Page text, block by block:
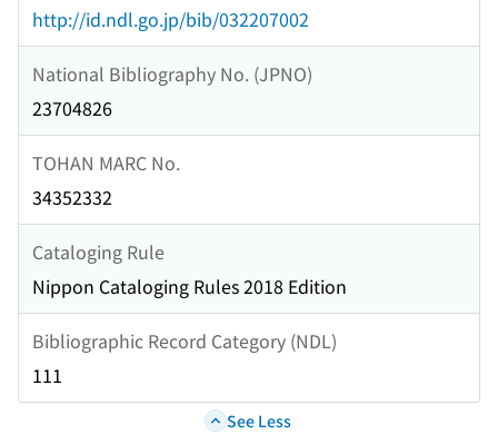
http://id.ndl.go.jp/bib/032207002
National Bibliography No. (JPNO)
23704826
TOHAN MARC No.
34352332
Cataloging Rule
Nippon Cataloging Rules 2018 Edition
Bibliographic Record Category (NDL)
111
See Less